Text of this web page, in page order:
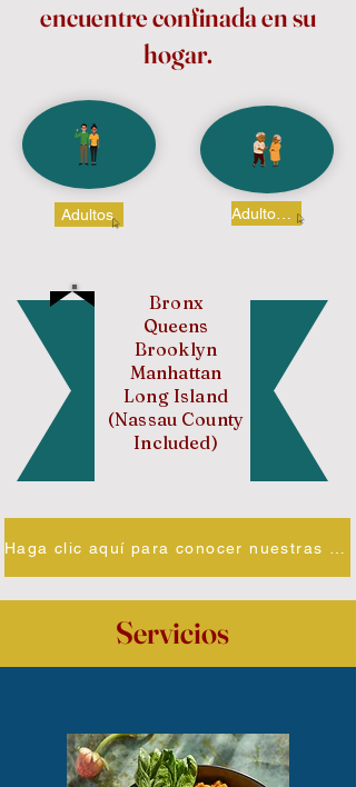
encuentre confinada en su
hogar.
Adultos
Bronx
Queens
Brooklyn
Manhattan
Long Island
(Nassau County
Included)
Servicios